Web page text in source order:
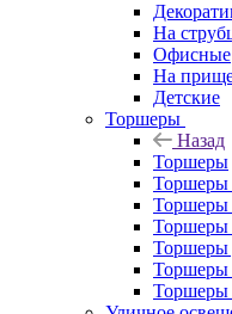
На
Офисные
На
Детские
Торшеры
Назад
Торшеры
Торшеры
Торшеры
Торшеры
Торшеры
Торшеры
Торшеры